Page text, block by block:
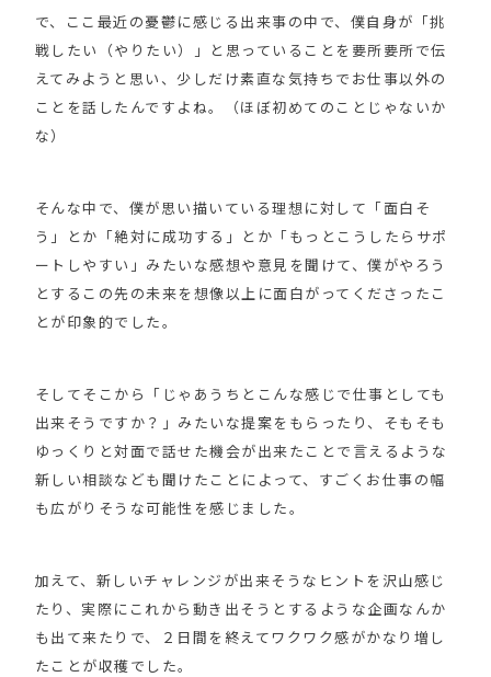
で、ここ最近の憂鬱に感じる出来事の中で、僕自身が「挑
戦したい（やりたい）」と思っていることを要所要所で伝
えてみようと思い、少しだけ素直な気持ちでお仕事以外の
ことを話したんですよね。（ほぼ初めてのことじゃないか
な）
そんな中で、僕が思い描いている理想に対して「面白そ
う」とか「絶対に成功する」とか「もっとこうしたらサポ
ートしやすい」みたいな感想や意見を聞けて、僕がやろう
とするこの先の未来を想像以上に面白がってくださったこ
とが印象的でした。
そしてそこから「じゃあうちとこんな感じで仕事としても
出来そうですか？」みたいな提案をもらったり、そもそも
ゆっくりと対面で話せた機会が出来たことで言えるような
新しい相談なども聞けたことによって、すごくお仕事の幅
も広がりそうな可能性を感じました。
加えて、新しいチャレンジが出来そうなヒントを沢山感じ
たり、実際にこれから動き出そうとするような企画なんか
も出て来たりで、２日間を終えてワクワク感がかなり増し
たことが収穫でした。